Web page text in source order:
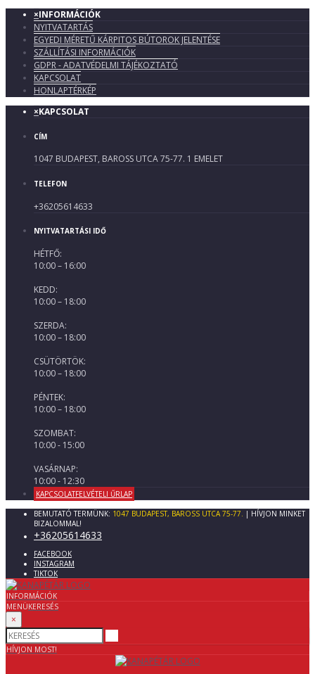
×INFORMÁCIÓK
NYITVATARTÁS
EGYEDI MÉRETŰ KÁRPITOS BÚTOROK JELENTÉSE
SZÁLLÍTÁSI INFORMÁCIÓK
GDPR - ADATVÉDELMI TÁJÉKOZTATÓ
KAPCSOLAT
HONLAPTÉRKÉP
×KAPCSOLAT
CÍM
1047 BUDAPEST, BAROSS UTCA 75-77. 1 EMELET
TELEFON
+36205614633
NYITVATARTÁSI IDŐ
HÉTFŐ:
10:00 – 16:00
KEDD:
10:00 – 18:00
SZERDA:
10:00 – 18:00
CSÜTÖRTÖK:
10:00 – 18:00
PÉNTEK:
10:00 – 18:00
SZOMBAT:
10:00 - 15:00
VASÁRNAP:
10:00 - 12:30
KAPCSOLATFELVÉTELI ŰRLAP
BEMUTATÓ TERMÜNK: 1047 BUDAPEST, BAROSS UTCA 75-77.
| HÍVJON MINKET
BIZALOMMAL!
+36205614633
FACEBOOK
INSTAGRAM
TIKTOK
INFORMÁCIÓK
MENÜKERESÉS
×
HÍVJON MOST!